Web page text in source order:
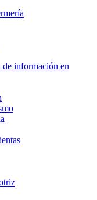
de información en